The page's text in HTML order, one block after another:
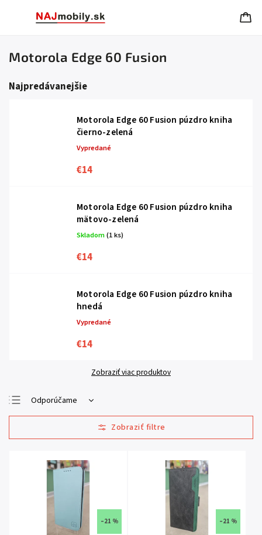
Motorola Edge 60 Fusion
Najpredávanejšie
Motorola Edge 60 Fusion púzdro kniha
čierno-zelená
Vypredané
€14
Motorola Edge 60 Fusion púzdro kniha
mätovo-zelená
Skladom(1 ks)
€14
Motorola Edge 60 Fusion púzdro kniha
hnedá
Vypredané
€14
Zobraziť viac produktov
Odporúčame
Najlacnejšie
Najdrahšie
Abecedne
–21 % –21 %